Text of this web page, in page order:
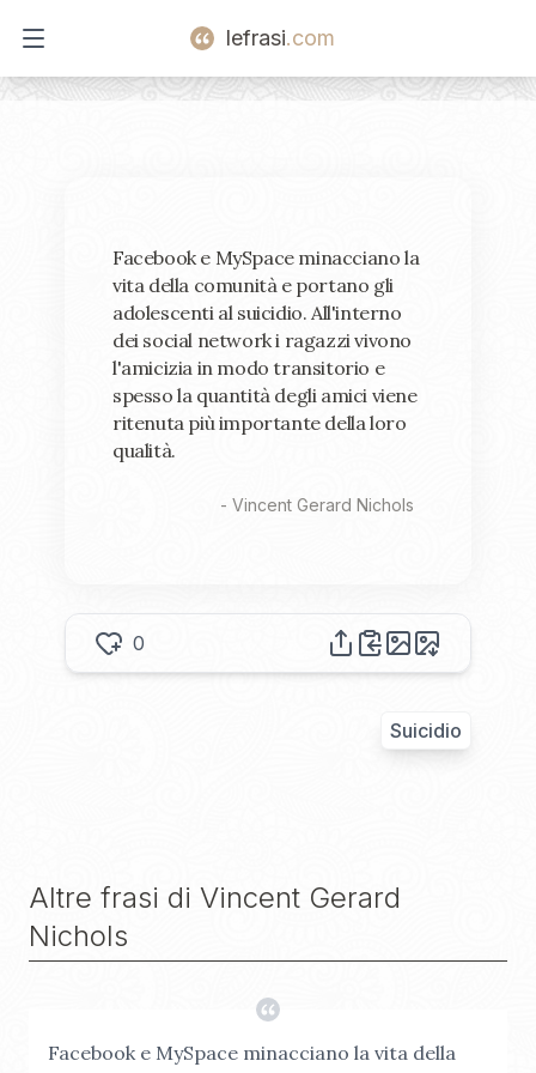
Open main menu
lefrasi.com
Facebook e MySpace minacciano la
vita della comunità e portano gli
adolescenti al suicidio. All'interno
dei social network i ragazzi vivono
l'amicizia in modo transitorio e
spesso la quantità degli amici viene
ritenuta più importante della loro
qualità.
- Vincent Gerard Nichols
0
Suicidio
Altre frasi di Vincent Gerard
Nichols
Facebook e MySpace minacciano la vita della